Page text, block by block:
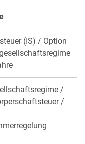
(IS) / Option
/
/